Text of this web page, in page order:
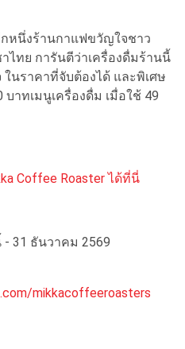
หนึ่งร้านกาแฟขวัญใจชาว
ไทย การันตีว่าเครื่องดื่มร้านนี้
นราคาที่จับต้องได้ และพิเศษ
าทเมนูเครื่องดื่ม เมื่อใช้ 49
Coffee Roaster ได้ที่นี่
- 31 ธันวาคม 2569
mikkacoffeeroasters